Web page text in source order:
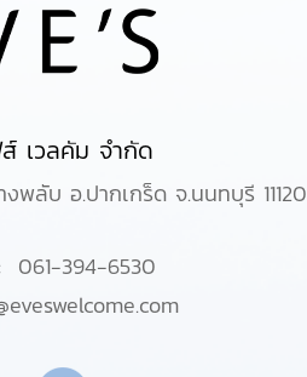
เวลคัม จำกัด
งพลับ อ.ปากเกร็ด จ.นนทบุรี 11120
061-394-6530